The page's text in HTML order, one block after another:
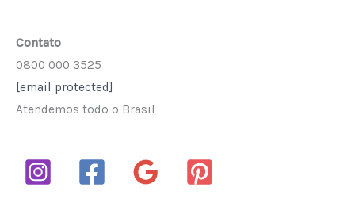
Contato
0800 000 3525
[email protected]
Atendemos todo o Brasil